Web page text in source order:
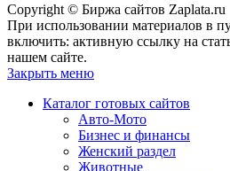
Copyright © Биржа сайтов Zaplata.ru
При использовании материалов в
включить: активную ссылку на
нашем сайте.
Закрыть меню
Каталог готовых сайтов
Авто-Мото
Бизнес и финансы
Женский раздел
Животные